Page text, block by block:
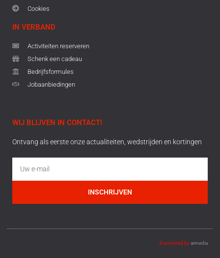
Cookies
IN VERBAND
Activiteiten reserveren
Schenk een cadeau
Bedrijfsformules
Jobaanbiedingen
WIJ BLIJVEN IN CONTACT!
Ontvang als eerste onze actualiteiten, wedstrijden en kortingen
INSCHRIJVEN
© powered byarmedia